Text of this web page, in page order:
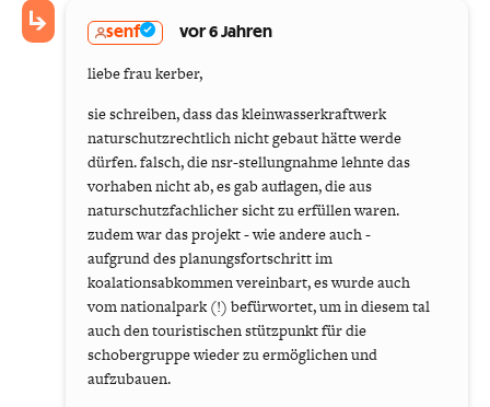
senf vor 6 Jahren
liebe frau kerber,
sie schreiben, dass das kleinwasserkraftwerk
naturschutzrechtlich nicht gebaut hätte werde
dürfen. falsch, die nsr-stellungnahme lehnte das
vorhaben nicht ab, es gab auflagen, die aus
naturschutzfachlicher sicht zu erfüllen waren.
zudem war das projekt - wie andere auch -
aufgrund des planungsfortschritt im
koalationsabkommen vereinbart, es wurde auch
vom nationalpark (!) befürwortet, um in diesem tal
auch den touristischen stützpunkt für die
schobergruppe wieder zu ermöglichen und
aufzubauen.